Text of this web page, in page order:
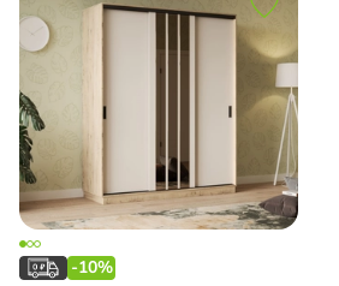
-10%